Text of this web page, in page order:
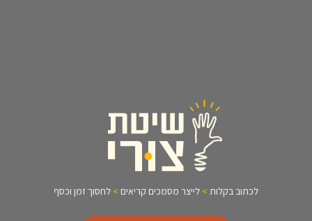
לכתוב בקלות > לייצר מסמכים קריאים > לחסוך זמן וכסף